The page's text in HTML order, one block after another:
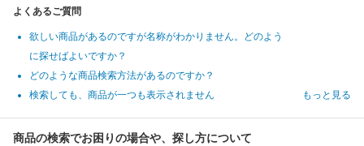
よくあるご質問
欲しい商品があるのですが名称がわかりません。どのよう
に探せばよいですか？
どのような商品検索方法があるのですか？
検索しても、商品が一つも表示されません
もっと見る
商品の検索でお困りの場合や、探し方について